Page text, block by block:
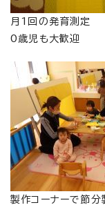
月1回の発育測定
0歳児も大歓迎
製作コーナーで節分